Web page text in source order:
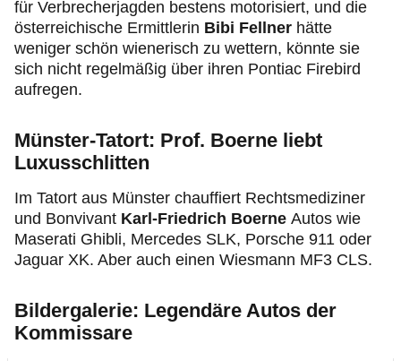
für Verbrecherjagden bestens motorisiert, und die
österreichische Ermittlerin Bibi Fellner hätte
weniger schön wienerisch zu wettern, könnte sie
sich nicht regelmäßig über ihren Pontiac Firebird
aufregen.
Münster-Tatort: Prof. Boerne liebt
Luxusschlitten
Im Tatort aus Münster chauffiert Rechtsmediziner
und Bonvivant Karl-Friedrich Boerne Autos wie
Maserati Ghibli, Mercedes SLK, Porsche 911 oder
Jaguar XK. Aber auch einen Wiesmann MF3 CLS.
Bildergalerie: Legendäre Autos der
Kommissare